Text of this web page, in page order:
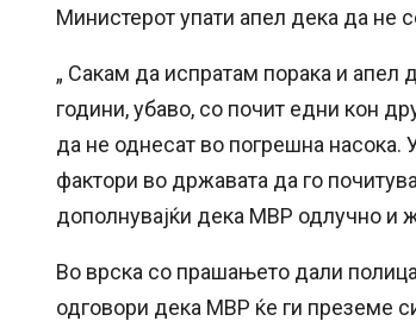
Министерот упати апел дека да не
„ Сакам да испратам порака и
години, убаво, со почит едни кон
да не однесат во погрешна насока.
фактори во државата да го
дополнувајќи дека МВР одлучно и
Во врска со прашањето дали
одговори дека МВР ќе ги преземе